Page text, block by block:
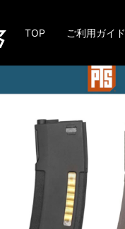
TOP ご利用ガイド